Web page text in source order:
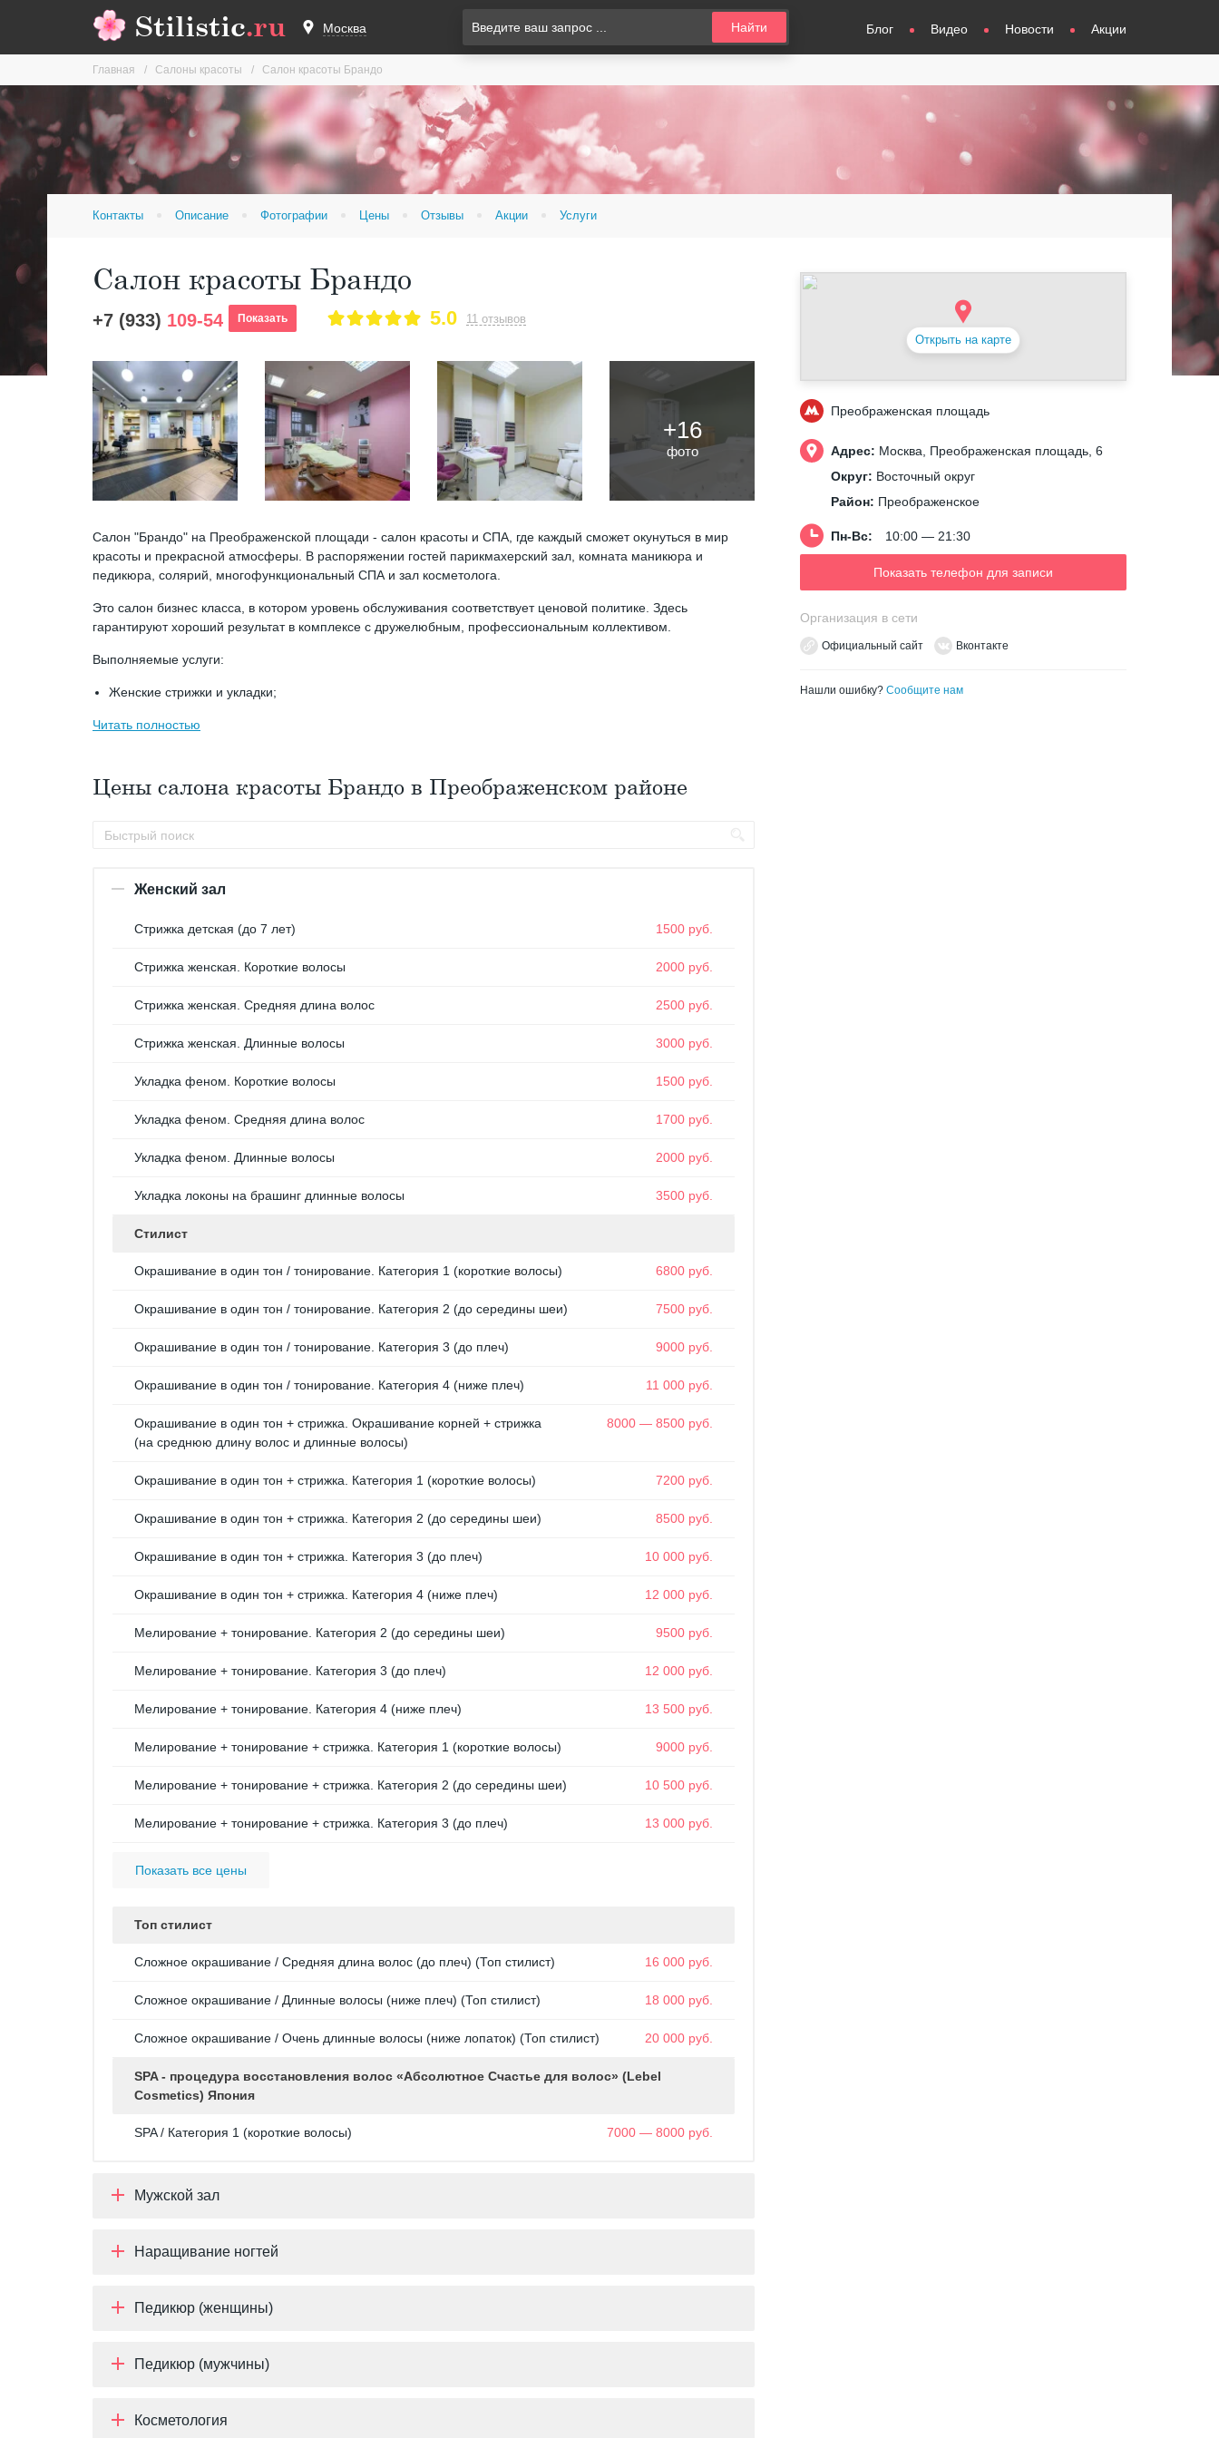
Stilistic.ru Москва Найти Блог Видео Новости Акции
Главная Салоны красоты Салон красоты Брандо
Контакты Описание Фотографии Цены Отзывы Акции Услуги
Салон красоты Брандо
+7 (933) 109-54 Показать 5.0
11 отзывов
Открыть на карте
Преображенская площадь
Адрес: Москва, Преображенская площадь, 6
Округ: Восточный округ
Район: Преображенское
Пн-Вс: 10:00 — 21:30
Показать телефон для записи
Организация в сети
Официальный сайт Вконтакте
Нашли ошибку? Сообщите нам
+16
фото
Салон "Брандо" на Преображенской площади - салон красоты и СПА, где каждый сможет окунуться в мир
красоты и прекрасной атмосферы. В распоряжении гостей парикмахерский зал, комната маникюра и
педикюра, солярий, многофункциональный СПА и зал косметолога.
Это салон бизнес класса, в котором уровень обслуживания соответствует ценовой политике. Здесь
гарантируют хороший результат в комплексе с дружелюбным, профессиональным коллективом.
Выполняемые услуги:
Женские стрижки и укладки;
Читать полностью
Цены салона красоты Брандо в Преображенском районе
Женский зал
Стрижка детская (до 7 лет) 1500 руб.
Стрижка женская. Короткие волосы 2000 руб.
Стрижка женская. Средняя длина волос 2500 руб.
Стрижка женская. Длинные волосы 3000 руб.
Укладка феном. Короткие волосы 1500 руб.
Укладка феном. Средняя длина волос 1700 руб.
Укладка феном. Длинные волосы 2000 руб.
Укладка локоны на брашинг длинные волосы 3500 руб.
Стилист
Окрашивание в один тон / тонирование. Категория 1 (короткие волосы) 6800 руб.
Окрашивание в один тон / тонирование. Категория 2 (до середины шеи) 7500 руб.
Окрашивание в один тон / тонирование. Категория 3 (до плеч) 9000 руб.
Окрашивание в один тон / тонирование. Категория 4 (ниже плеч) 11 000 руб.
Окрашивание в один тон + стрижка. Окрашивание корней + стрижка
(на среднюю длину волос и длинные волосы)
8000 — 8500 руб.
Окрашивание в один тон + стрижка. Категория 1 (короткие волосы) 7200 руб.
Окрашивание в один тон + стрижка. Категория 2 (до середины шеи) 8500 руб.
Окрашивание в один тон + стрижка. Категория 3 (до плеч) 10 000 руб.
Окрашивание в один тон + стрижка. Категория 4 (ниже плеч) 12 000 руб.
Мелирование + тонирование. Категория 2 (до середины шеи) 9500 руб.
Мелирование + тонирование. Категория 3 (до плеч) 12 000 руб.
Мелирование + тонирование. Категория 4 (ниже плеч) 13 500 руб.
Мелирование + тонирование + стрижка. Категория 1 (короткие волосы) 9000 руб.
Мелирование + тонирование + стрижка. Категория 2 (до середины шеи) 10 500 руб.
Мелирование + тонирование + стрижка. Категория 3 (до плеч) 13 000 руб.
Показать все цены
Топ стилист
Сложное окрашивание / Средняя длина волос (до плеч) (Топ стилист) 16 000 руб.
Сложное окрашивание / Длинные волосы (ниже плеч) (Топ стилист) 18 000 руб.
Сложное окрашивание / Очень длинные волосы (ниже лопаток) (Топ стилист) 20 000 руб.
SPA - процедура восстановления волос «Абсолютное Счастье для волос» (Lebel
Cosmetics) Япония
SPA / Категория 1 (короткие волосы) 7000 — 8000 руб.
Мужской зал
Наращивание ногтей
Педикюр (женщины)
Педикюр (мужчины)
Косметология